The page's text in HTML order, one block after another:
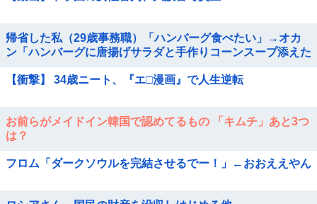
帰省した私（29歳事務職）「ハンバーグ食べたい」→オカ
ン「ハンバーグに唐揚げサラダと手作りコーンスープ添えた
動部レベルのガッツリ飯」を作ってしまうのか？
【衝撃】 34歳ニート、『エ□漫画』で人生逆転
お前らがメイドイン韓国で認めてるもの 「キムチ」あと3つ
は？
フロム「ダークソウルを完結させるでー！」←おおええやん